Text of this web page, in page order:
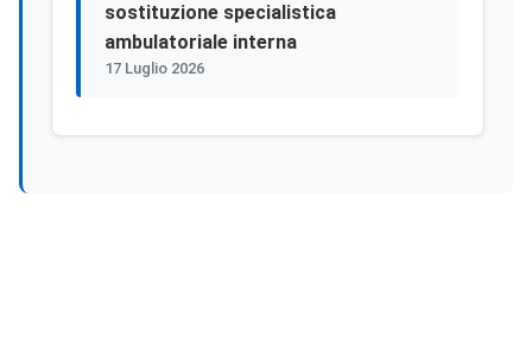
sostituzione specialistica
ambulatoriale interna
17 Luglio 2026